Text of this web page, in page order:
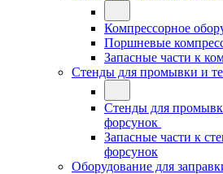
Компрессорное
Поршневые
Запасные части к
Стенды для промывки и
Стенды для
форсунок
Запасные части к
форсунок
Оборудование для